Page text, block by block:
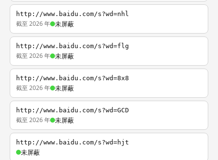
http://www.baidu.com/s?wd=nhl
截至 2026 年 未屏蔽
http://www.baidu.com/s?wd=flg
截至 2026 年 未屏蔽
http://www.baidu.com/s?wd=8x8
截至 2026 年 未屏蔽
http://www.baidu.com/s?wd=GCD
截至 2026 年 未屏蔽
http://www.baidu.com/s?wd=hjt
未屏蔽